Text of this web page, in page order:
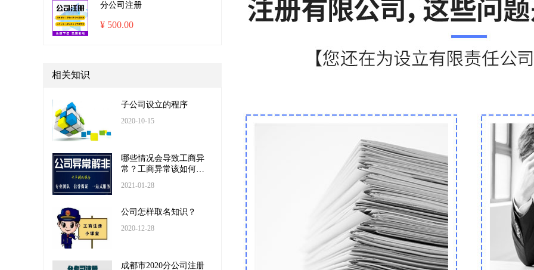
分公司注册
¥ 500.00
相关知识
子公司设立的程序
2020-10-15
哪些情况会导致工商异
常？工商异常该如何处
2021-01-28
公司怎样取名知识？
2020-12-28
成都市2020分公司注册